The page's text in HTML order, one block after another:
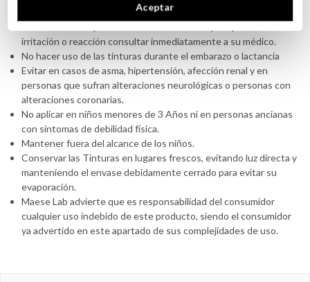
tinturas de forma tópica o productos que las contengan.
irritación o reacción consultar inmediatamente a su médico.
No hacer uso de las tinturas durante el embarazo o lactancia
Evitar en casos de asma, hipertensión, afección renal y en
personas que sufran alteraciones neurológicas o personas con
alteraciones coronarias.
No aplicar en niños menores de 3 Años ni en personas ancianas
con síntomas de debilidad física.
Mantener fuera del alcance de los niños.
Conservar las Tinturas en lugares frescos, evitando luz directa y
manteniendo el envase debidamente cerrado para evitar su
evaporación.
Maese Lab advierte que es responsabilidad del consumidor
cualquier uso indebido de este producto, siendo el consumidor
ya advertido en este apartado de sus complejidades de uso.
Aceptar